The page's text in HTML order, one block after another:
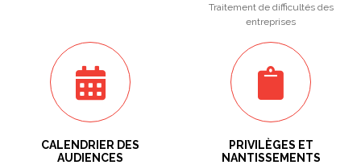
Traitement de difficultés des
entreprises
CALENDRIER DES
AUDIENCES
PRIVILÈGES ET
NANTISSEMENTS